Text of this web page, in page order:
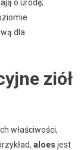
o urodę;
dla
ziół
właściwości,
aloes jest